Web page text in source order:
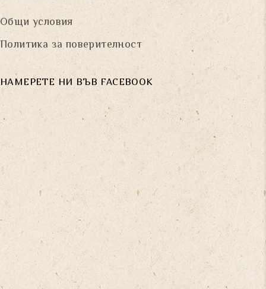
Общи условия
Политика за поверителност
НАМЕРЕТЕ НИ ВЪВ FACEBOOK